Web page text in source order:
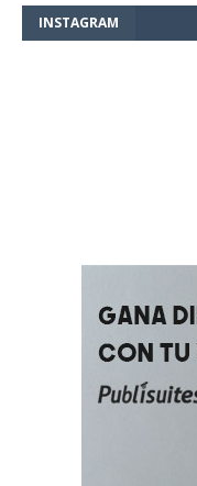
INSTAGRAM